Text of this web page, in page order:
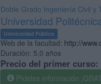
Doble Grado Ingeniería Civil y
Universidad
Universidad Pública
Web de la facultad: http://
Duración: 5,0 años
Precio del primer curso:
Pídeles información